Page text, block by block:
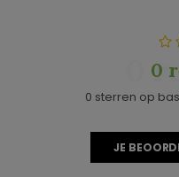
0
0
0 sterren op
JE